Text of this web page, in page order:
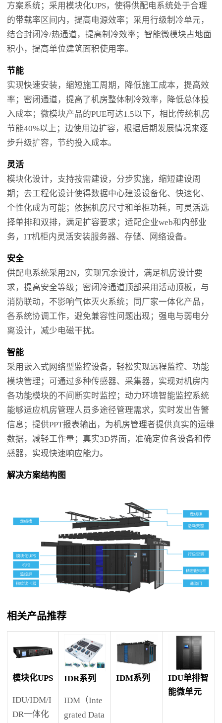
方案系统；采用模块化UPS，使得供配电系统处于合理
的带载率区间内，提高电源效率；采用行级制冷单元，
结合封闭冷/热通道，提高制冷效率；智能微模块占地面
积小，提高单位建筑面积使用率。
节能
实现快速安装，缩短施工周期，降低施工成本，提高效
率；密闭通道，提高了机房整体制冷效率，降低总体投
入成本；微模块产品的PUE可达1.5以下，相比传统机房
节能40%以上；边使用边扩容，根据后期发展情况来逐
步升级扩容，节约投入成本。
灵活
模块化设计，支持按需建设，分步实施，缩短建设周
期；去工程化设计使得数据中心建设设备化、快速化、
个性化成为可能；依据机房尺寸和单柜功耗，可灵活选
择单排和双排，满足扩容要求；适配企业web和内部业
务，IT机柜内灵活安装服务器、存储、网络设备。
安全
供配电系统采用2N，实现冗余设计，满足机房设计要
求，提高安全等级；密闭冷通道顶部采用活动顶板，与
消防联动，不影响气体灭火系统；同厂家一体化产品，
各系统协调工作，避免兼容性问题出现；强电与弱电分
离设计，减少电磁干扰。
智能
采用嵌入式网络型监控设备，轻松实现远程监控、功能
模块管理；可通过多种传感器、采集器，实现对机房内
各功能模块的不间断实时监控；动力环境智能监控系统
能够适应机房管理人员多途径管理需求，实时发出告警
信息；提供PPT报表输出，为机房管理者提供真实的运维
数据，减轻工作量；真实3D界面，准确定位各设备和传
感器，实现快速响应能力。
解决方案结构图
相关产品推荐
模块化UPS
IDU/IDM/I
DR一体化
IDR系列
IDM（Inte
grated Data
IDM系列
IDU单排智
能微单元